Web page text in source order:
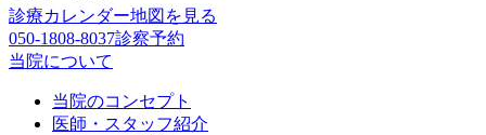
診療カレンダー地図を見る
050-1808-8037診察予約
当院について
当院のコンセプト
医師・スタッフ紹介